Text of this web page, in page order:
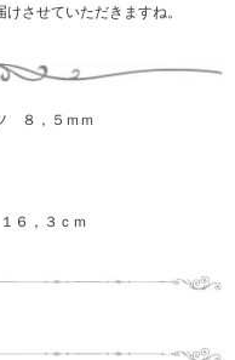
させていただきますね。
８，５ｍｍ
６，３ｃｍ